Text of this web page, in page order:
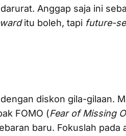
Anggap saja ini
itu boleh, tapi future-
diskon gila-gilaan.
FOMO (Fear of Missing
baru. Fokuslah pada